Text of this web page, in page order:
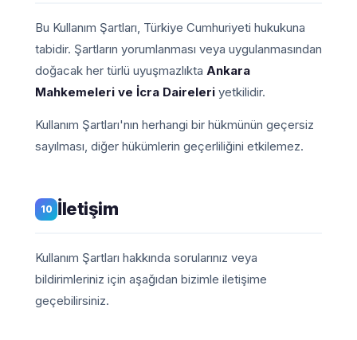
Bu Kullanım Şartları, Türkiye Cumhuriyeti hukukuna
tabidir. Şartların yorumlanması veya uygulanmasından
doğacak her türlü uyuşmazlıkta Ankara
Mahkemeleri ve İcra Daireleri yetkilidir.
Kullanım Şartları'nın herhangi bir hükmünün geçersiz
sayılması, diğer hükümlerin geçerliliğini etkilemez.
10 İletişim
Kullanım Şartları hakkında sorularınız veya
bildirimleriniz için aşağıdan bizimle iletişime
geçebilirsiniz.